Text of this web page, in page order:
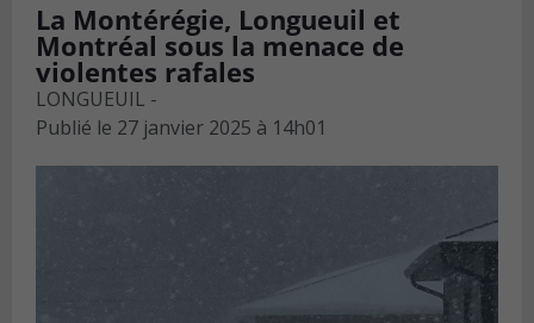
La Montérégie, Longueuil et
Montréal sous la menace de
violentes rafales
LONGUEUIL -
Publié le 27 janvier 2025 à 14h01